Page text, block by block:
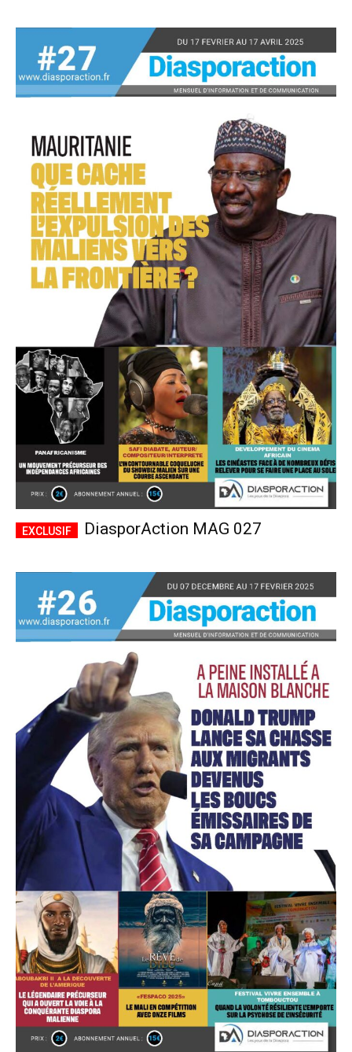
Plans d'abonnement
Accès gratuit
Gratuit /accès limité
Quelques articles
Annonces
Tous les articles
Le magazine
CHOISIR LE FORFAIT
DiasporAction MAG 027